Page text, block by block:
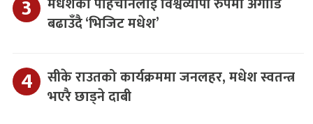
बढाउँदै ‘भिजिट मधेश’
सीके राउतको कार्यक्रममा जनलहर, मधेश स्वतन्त्र
भएरै छाड्ने दाबी